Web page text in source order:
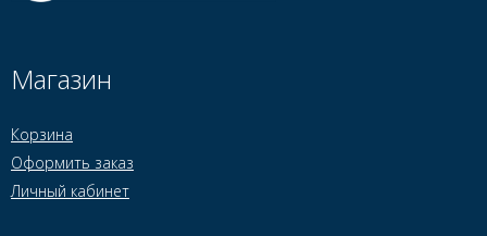
Магазин
Корзина
Оформить заказ
Личный кабинет